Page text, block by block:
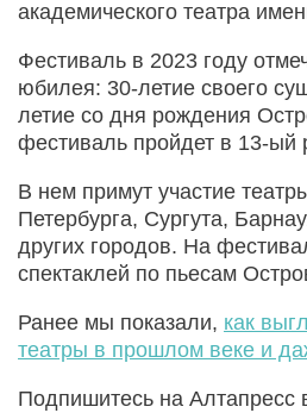
академического театра
Фестиваль в 2023 году
юбилея: 30-летие своего
летие со дня рождения
фестиваль пройдет в 13-ый
В нем примут участие
Петербурга, Сургута,
других городов. На
спектаклей по пьесам
Ранее мы показали, как
театры в прошлом веке и
Подпишитесь на Алтапресс